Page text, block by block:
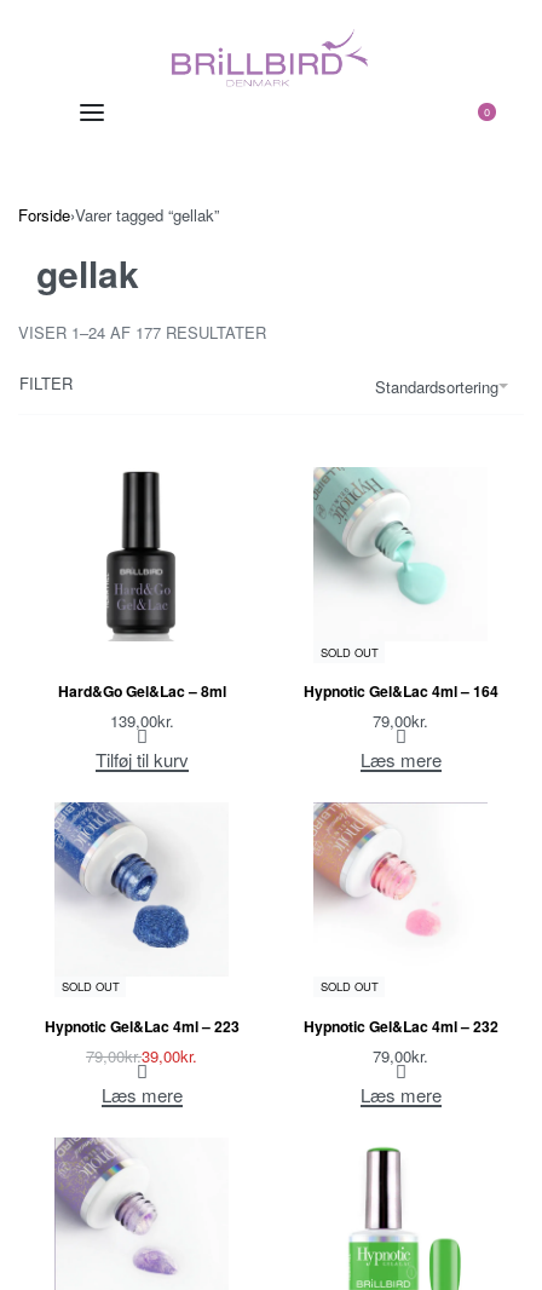
0
Forside›Varer tagged “gellak”
gellak
VISER 1–24 AF 177 RESULTATER
Standardsortering
FILTER
Hard&Go Gel&Lac – 8ml
139,00kr.
Tilføj til kurv
SOLD OUT
Hypnotic Gel&Lac 4ml – 164
79,00kr.
Læs mere
-51% OFF
SOLD OUT
Hypnotic Gel&Lac 4ml – 223
79,00kr.39,00kr.
Læs mere
SOLD OUT
Hypnotic Gel&Lac 4ml – 232
79,00kr.
Læs mere